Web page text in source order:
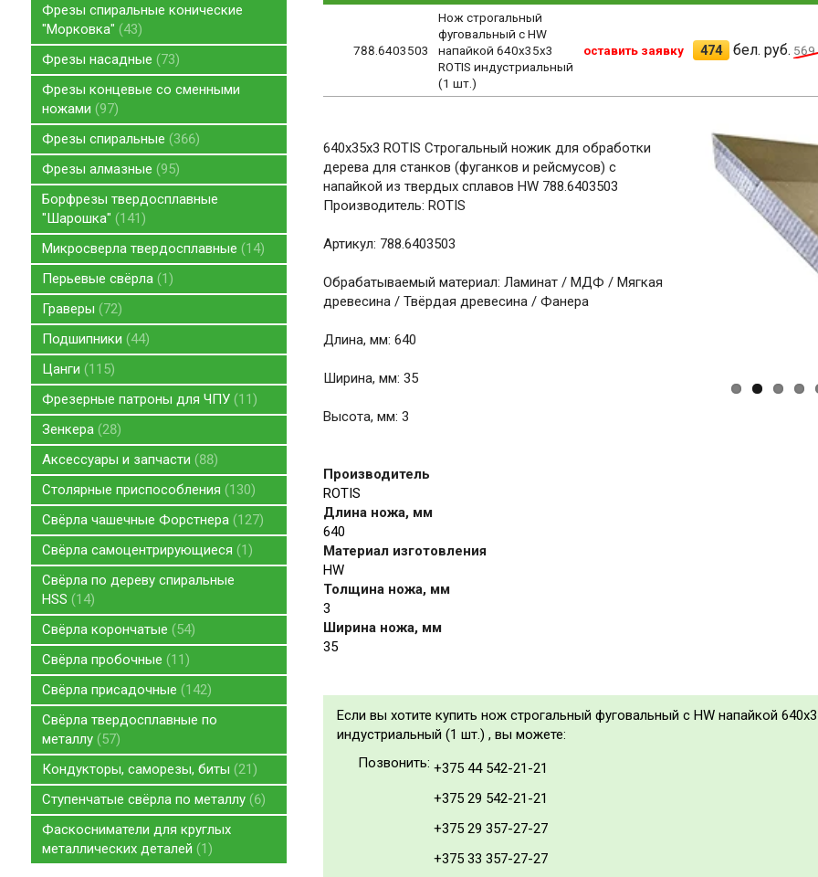
Фрезы спиральные конические
"Морковка"
43
Фрезы насадные
73
Фрезы концевые со сменными
ножами
97
Фрезы спиральные
366
Фрезы алмазные
95
Борфрезы твердосплавные
"Шарошка"
141
Микросверла твердосплавные
14
Перьевые свёрла 1
Граверы
72
Подшипники
44
Цанги
115
Фрезерные патроны для ЧПУ 11
Зенкера 28
Аксессуары и запчасти
88
Столярные приспособления
130
Свёрла чашечные Форстнера 127
Свёрла самоцентрирующиеся
1
Свёрла по дереву спиральные
HSS
14
Свёрла корончатые
54
Свёрла пробочные
11
Свёрла присадочные
142
Свёрла твердосплавные по
металлу 57
Кондукторы, саморезы, биты 21
Ступенчатые свёрла по металлу 6
Фаскосниматели для круглых
металлических деталей
1
788.6403503
Нож строгальный
фуговальный с HW
напайкой 640x35x3
ROTIS индустриальный
(1 шт.)
оставить заявку 474 бел. руб. 569
640x35x3 ROTIS Строгальный ножик для обработки
дерева для станков (фуганков и рейсмусов) с
напайкой из твердых сплавов HW 788.6403503
Производитель: ROTIS
Артикул: 788.6403503
Обрабатываемый материал: Ламинат / МДФ / Мягкая
древесина / Твёрдая древесина / Фанера
Длина, мм: 640
Ширина, мм: 35
Высота, мм: 3
Производитель
ROTIS
Длина ножа, мм
640
Материал изготовления
HW
Толщина ножа, мм
3
Ширина ножа, мм
35
Если вы хотите купить нож строгальный фуговальный с HW напайкой
индустриальный (1 шт.) , вы можете:
Позвонить: +375 44 542-21-21
+375 29 542-21-21
+375 29 357-27-27
+375 33 357-27-27